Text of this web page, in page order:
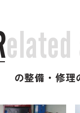
elated
の整備・修理